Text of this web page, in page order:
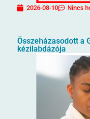
2026-08-10 Nincs
Összeházasodott a
kézilabdázója